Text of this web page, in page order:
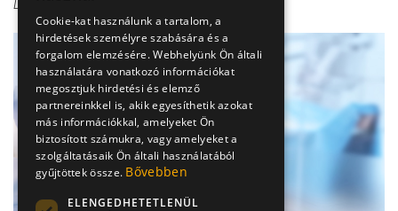
Dr. Mucsi János
Cookie-kat használunk a tartalom, a
hirdetések személyre szabására és a
forgalom elemzésére. Webhelyünk Ön általi
használatára vonatkozó információkat
megosztjuk hirdetési és elemző
partnereinkkel is, akik egyesíthetik azokat
más információkkal, amelyeket Ön
biztosított számukra, vagy amelyeket a
szolgáltatásaik Ön általi használatából
gyűjtöttek össze. Bővebben
ELENGEDHETETLENÜL